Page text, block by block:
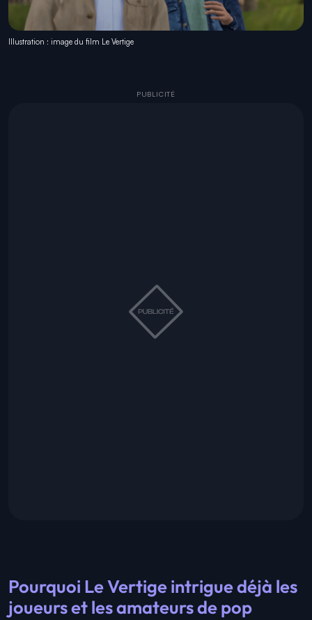
Illustration : image du film Le Vertige
Pourquoi Le Vertige intrigue déjà les
joueurs et les amateurs de pop